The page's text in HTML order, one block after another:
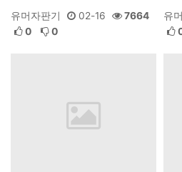
유머자판기 02-16
7664
0
0
유